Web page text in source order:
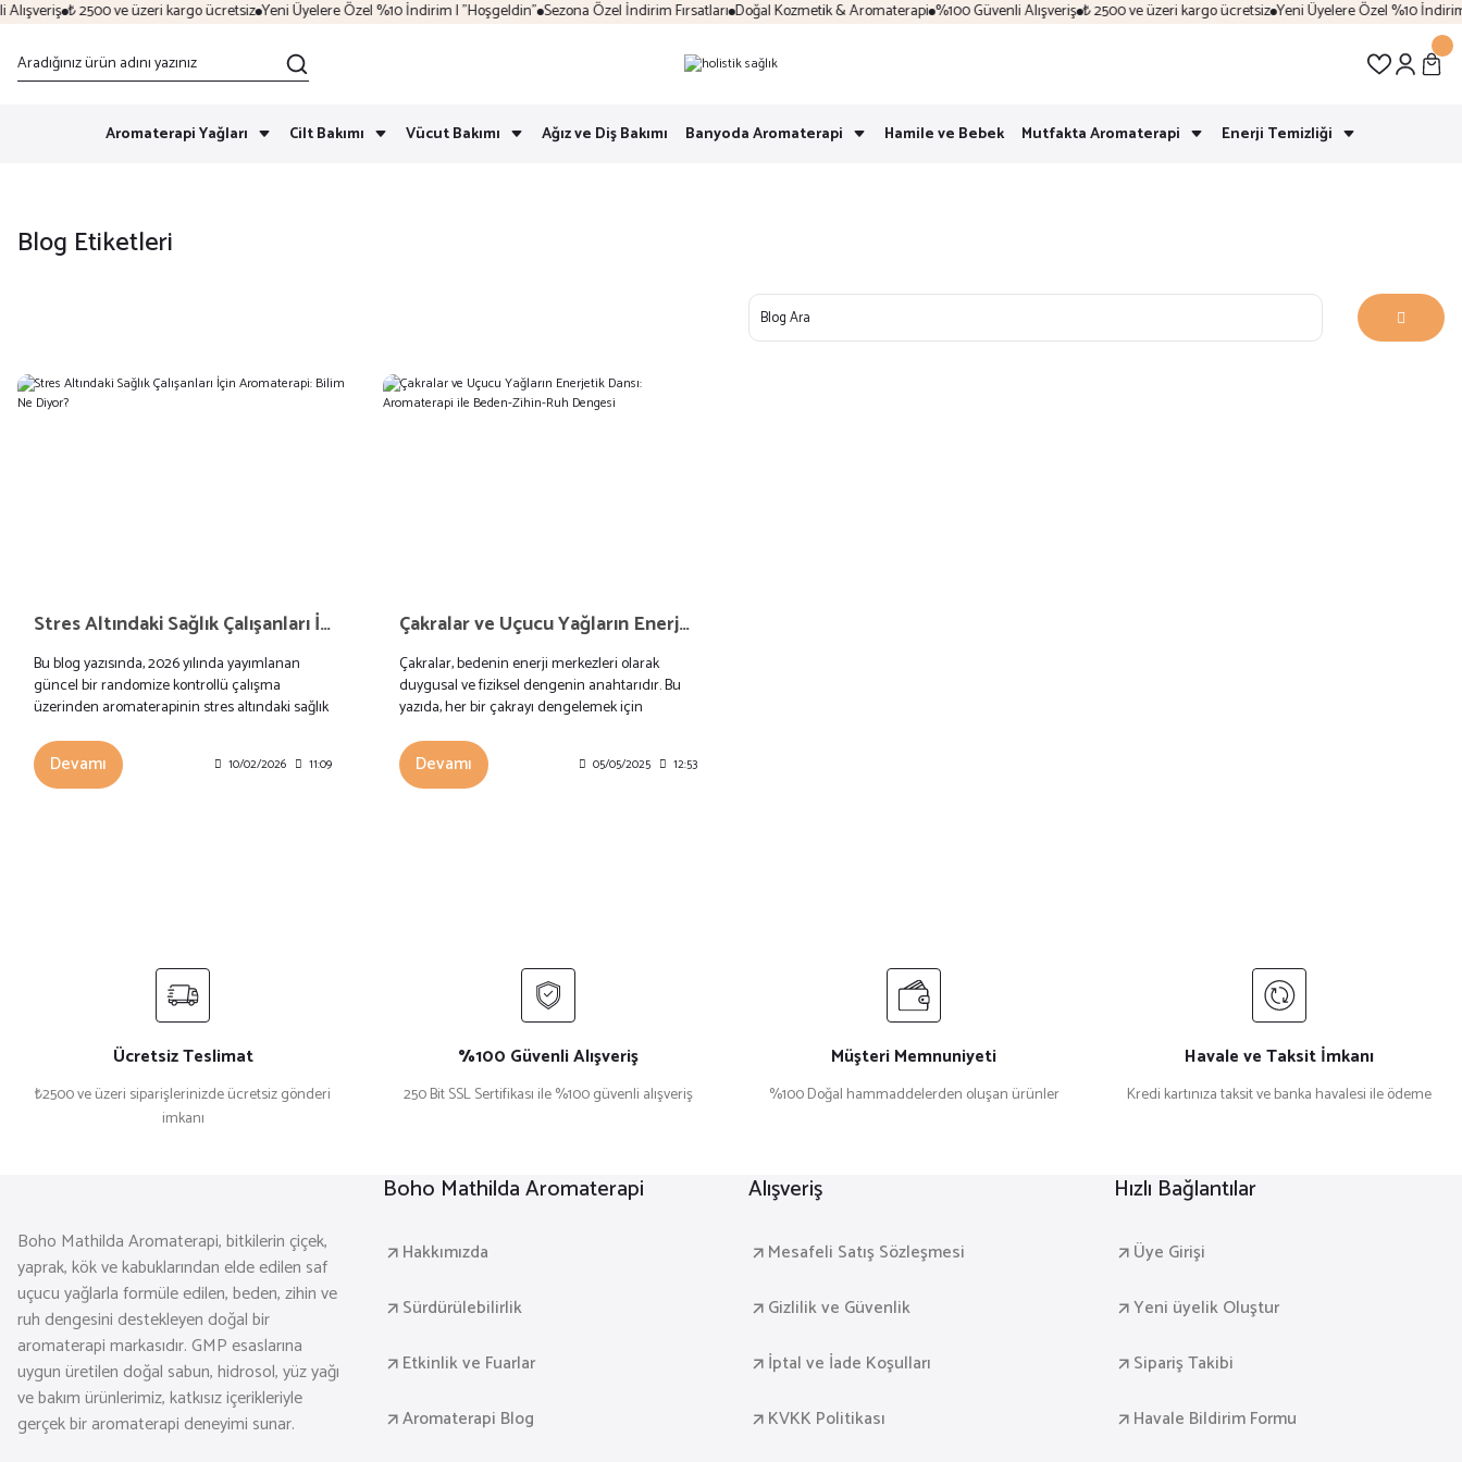
₺ 2500 ve üzeri kargo ücretsiz Yeni Üyelere Özel %10 İndirim | "Hoşgeldin" Sezona Özel İndirim Fırsatları Doğal Kozmetik & Aromaterapi %100 Güvenli Alışveriş ₺ 2500 ve üzeri kargo ücretsiz Yeni Üyelere Özel %10 İndirim
Aromaterapi Yağları Cilt Bakımı Vücut Bakımı Ağız ve Diş Bakımı Banyoda Aromaterapi Hamile ve Bebek Mutfakta Aromaterapi Enerji Temizliği
Blog Etiketleri
Stres Altındaki Sağlık Çalışanları İçin Aromaterapi: Bilim Ne Diyor?
Bu blog yazısında, 2026 yılında yayımlanan
güncel bir randomize kontrollü çalışma
üzerinden aromaterapinin stres altındaki sağlık
stres düzeyleri üzerindeki etkileri ele alınıyor.
Acil servis, yoğun bakım ve ameliyathane
çalışanlarında uygulanan inhalasyon
Devamı 10/02/2026 11:09
Çakralar ve Uçucu Yağların Enerjetik Dansı: Aromaterapi ile Beden-Zihin-Ruh Dengesi
Çakralar, bedenin enerji merkezleri olarak
duygusal ve fiziksel dengenin anahtarıdır. Bu
yazıda, her bir çakrayı dengelemek için
Devamı 05/05/2025 12:53
Ücretsiz Teslimat
₺2500 ve üzeri siparişlerinizde ücretsiz gönderi
imkanı
%100 Güvenli Alışveriş
250 Bit SSL Sertifikası ile %100 güvenli alışveriş
Müşteri Memnuniyeti
%100 Doğal hammaddelerden oluşan ürünler
Havale ve Taksit İmkanı
Kredi kartınıza taksit ve banka havalesi ile ödeme
Boho Mathilda Aromaterapi, bitkilerin çiçek,
yaprak, kök ve kabuklarından elde edilen saf
uçucu yağlarla formüle edilen, beden, zihin ve
ruh dengesini destekleyen doğal bir
aromaterapi markasıdır. GMP esaslarına
uygun üretilen doğal sabun, hidrosol, yüz yağı
ve bakım ürünlerimiz, katkısız içerikleriyle
gerçek bir aromaterapi deneyimi sunar.
Boho Mathilda Aromaterapi
Hakkımızda
Sürdürülebilirlik
Etkinlik ve Fuarlar
Aromaterapi Blog
Alışveriş
Mesafeli Satış Sözleşmesi
Gizlilik ve Güvenlik
İptal ve İade Koşulları
KVKK Politikası
Hızlı Bağlantılar
Üye Girişi
Yeni üyelik Oluştur
Sipariş Takibi
Havale Bildirim Formu